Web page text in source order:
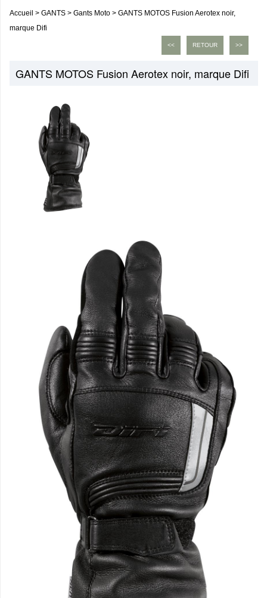
Accueil > GANTS > Gants Moto > GANTS MOTOS Fusion Aerotex noir,
marque Difi
>>
RETOUR
<<
GANTS MOTOS Fusion Aerotex noir, marque Difi